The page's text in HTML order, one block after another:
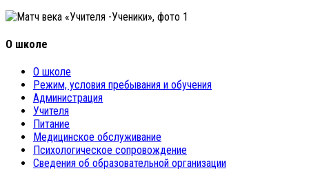
О школе
О школе
Режим, условия пребывания и обучения
Администрация
Учителя
Питание
Медицинское обслуживание
Психологическое сопровождение
Сведения об образовательной организации